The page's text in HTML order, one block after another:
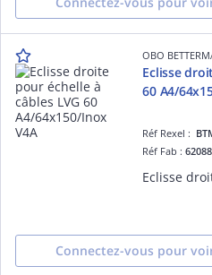
OBO
Eclisse
60 A4/
Réf Rexel :
Réf Fab :
Connectez-vous pour